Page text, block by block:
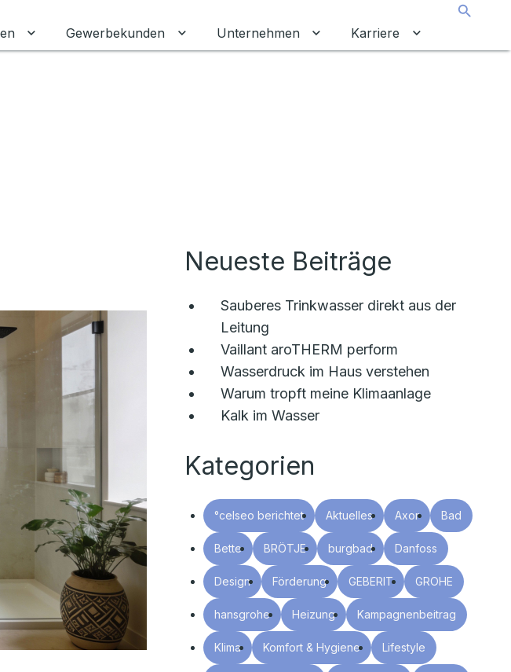
Energien umschalten
Untermenü für Privatkunden umschalten
Gewerbekunden Untermenü für Gewerbekunden umschalten
Unternehmen Untermenü für Unternehmen
Karriere Untermenü für
Neueste Beiträge
Sauberes Trinkwasser direkt aus der
Leitung
Vaillant aroTHERM perform
Wasserdruck im Haus verstehen
Warum tropft meine Klimaanlage
Kalk im Wasser
Kategorien
°celseo berichtet Aktuelles Axor Bad
Bette BRÖTJE burgbad Danfoss
Design Förderung GEBERIT GROHE
hansgrohe Heizung Kampagnenbeitrag
Klima Komfort & Hygiene Lifestyle